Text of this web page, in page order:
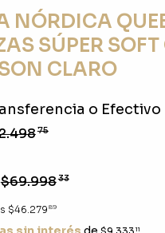
NÓRDICA
SÚPER
CLARO
o Efectivo
75
$69.99833
$46.279 89
11